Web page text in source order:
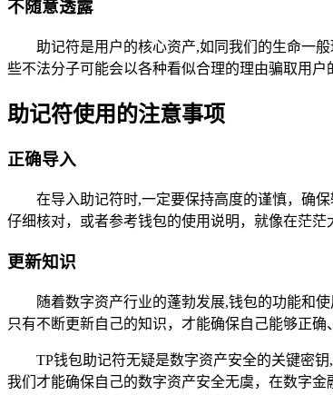
不随意透露
助记符是用户的核心资产,如同我们的生命一
些不法分子可能会以各种看似合理的理由骗取用
助记符使用的注意事项
正确导入
在导入助记符时,一定要保持高度的谨慎，确
仔细核对，或者参考钱包的使用说明，就像在茫
更新知识
随着数字资产行业的蓬勃发展,钱包的功能和
只有不断更新自己的知识，才能确保自己能够正
TP钱包助记符无疑是数字资产安全的关键密
我们才能确保自己的数字资产安全无虞，在数字